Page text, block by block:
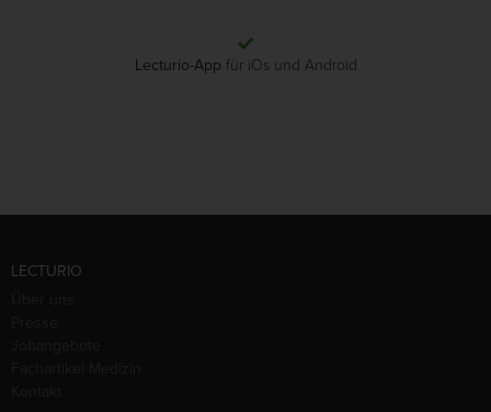
Lecturio-App für iOs und Android
LECTURIO